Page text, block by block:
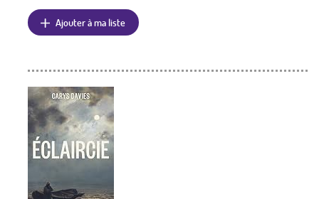
Ajouter à ma liste